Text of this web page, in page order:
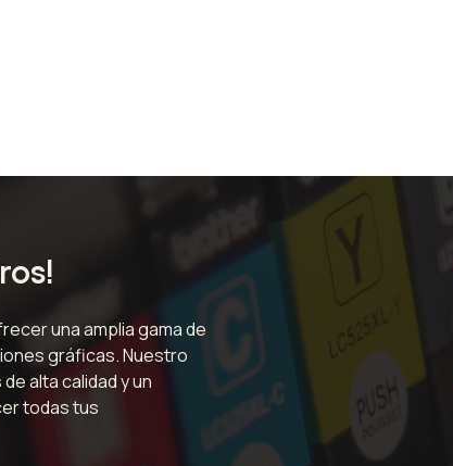
una amplia gama de
gráficas. Nuestro
alta calidad y un
todas tus